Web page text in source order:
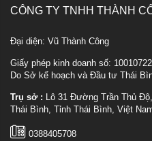
CÔNG TY TNHH THÀNH
Đại diện: Vũ Thành Công
Giấy phép kinh doanh số:
Do Sở kế hoạch và Đầu tư Thái
Trụ sở : Lô 31 Đường Trần Thủ
Thái Bình, Tỉnh Thái Bình, Việt
0388405708